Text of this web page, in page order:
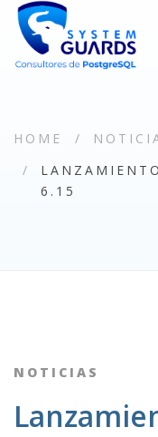
HOME
6.15
NOTICIAS